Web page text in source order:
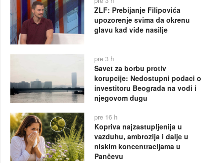
ZLF: Prebijanje Filipovića
upozorenje svima da okrenu
glavu kad vide nasilje
pre 3 h
Savet za borbu protiv
korupcije: Nedostupni podaci o
investitoru Beograda na vodi i
njegovom dugu
pre 16 h
Kopriva najzastupljenija u
vazduhu, ambrozija i dalje u
niskim koncentracijama u
Pančevu